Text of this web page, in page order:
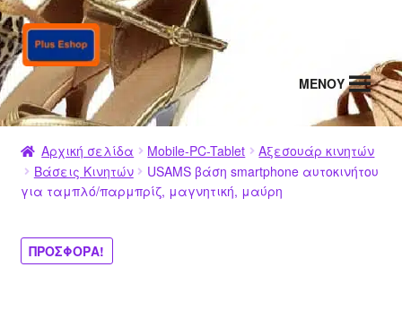
Απευθείας
μετάβαση
στην
πλοήγηση
Μετάβαση
σε
περιεχόμενο
MENΟΥ
Αρχική σελίδα Mobile-PC-Tablet
Αξεσουάρ κινητών
Βάσεις Κινητών
USAMS βάση smartphone αυτοκινήτου
για ταμπλό/παρμπρίζ, μαγνητική, μαύρη
ΠΡΟΣΦΟΡΆ!